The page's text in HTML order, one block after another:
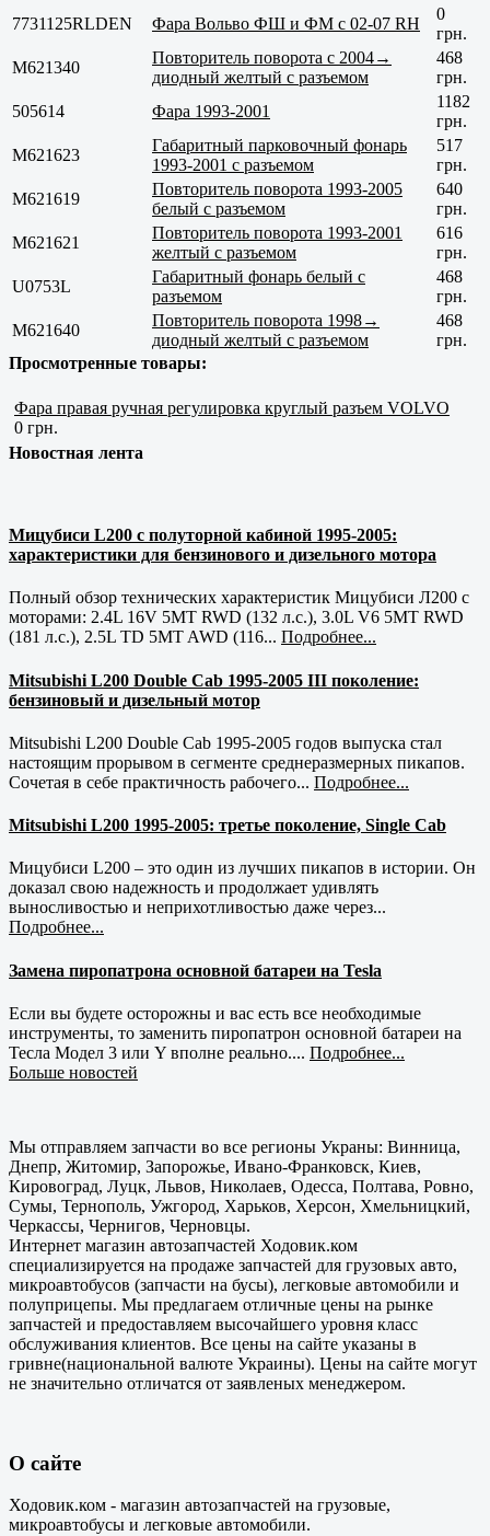
7731125RLDEN Фара Вольво ФШ и ФМ с 02-07 RH
0
грн.
M621340
Повторитель поворота с 2004→
диодный желтый с разъемом
468
грн.
505614
Фара 1993-2001
1182
грн.
M621623
Габаритный парковочный фонарь
1993-2001 с разъемом
517
грн.
M621619
Повторитель поворота 1993-2005
белый с разъемом
640
грн.
M621621
Повторитель поворота 1993-2001
желтый с разъемом
616
грн.
U0753L
Габаритный фонарь белый с
разъемом
468
грн.
M621640
Повторитель поворота 1998→
диодный желтый с разъемом
468
грн.
Просмотренные товары:
Фара правая ручная регулировка круглый разъем VOLVO
0 грн.
Новостная лента
Мицубиси L200 с полуторной кабиной 1995-2005:
характеристики для бензинового и дизельного мотора
Полный обзор технических характеристик Мицубиси Л200 с
моторами: 2.4L 16V 5MT RWD (132 л.с.), 3.0L V6 5MT RWD
(181 л.с.), 2.5L TD 5MT AWD (116... Подробнее...
Mitsubishi L200 Double Cab 1995-2005 III поколение:
бензиновый и дизельный мотор
Mitsubishi L200 Double Cab 1995-2005 годов выпуска стал
настоящим прорывом в сегменте среднеразмерных пикапов.
Сочетая в себе практичность рабочего... Подробнее...
Mitsubishi L200 1995-2005: третье поколение, Single Cab
Мицубиси L200 – это один из лучших пикапов в истории. Он
доказал свою надежность и продолжает удивлять
выносливостью и неприхотливостью даже через...
Подробнее...
Замена пиропатрона основной батареи на Tesla
Если вы будете осторожны и вас есть все необходимые
инструменты, то заменить пиропатрон основной батареи на
Тесла Модел 3 или Y вполне реально.... Подробнее...
Больше новостей
Мы отправляем запчасти во все регионы Украны: Винница,
Днепр, Житомир, Запорожье, Ивано-Франковск, Киев,
Кировоград, Луцк, Львов, Николаев, Одесса, Полтава, Ровно,
Сумы, Тернополь, Ужгород, Харьков, Херсон, Хмельницкий,
Черкассы, Чернигов, Черновцы.
Интернет магазин автозапчастей Ходовик.ком
специализируется на продаже запчастей для грузовых авто,
микроавтобусов (запчасти на бусы), легковые автомобили и
полуприцепы. Мы предлагаем отличные цены на рынке
запчастей и предоставляем высочайшего уровня класс
обслуживания клиентов. Все цены на сайте указаны в
гривне(национальной валюте Украины). Цены на сайте могут
не значительно отличатся от заявленых менеджером.
О сайте
Ходовик.ком - магазин автозапчастей на грузовые,
микроавтобусы и легковые автомобили.